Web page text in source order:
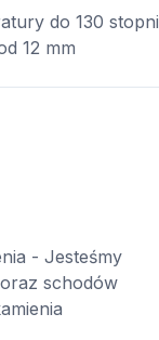
do 130 stopni
12 mm
- Jesteśmy
schodów